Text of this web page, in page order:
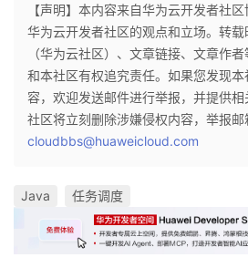
【声明】本内容来自华为云开发者社
华为云开发者社区的观点和立场。转
（华为云社区）、文章链接、文章作
和本社区有权追究责任。如果您发现
容，欢迎发送邮件进行举报，并提供
社区将立刻删除涉嫌侵权内容，举报邮
cloudbbs@huaweicloud.com
Java 任务调度